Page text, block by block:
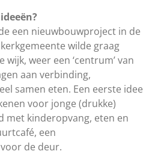
een nieuwbouwproject in de
wilde graag
weer een ‘centrum’ van
aan verbinding,
samen eten. Een eerste idee
voor jonge (drukke)
met kinderopvang, eten en
een
de deur.